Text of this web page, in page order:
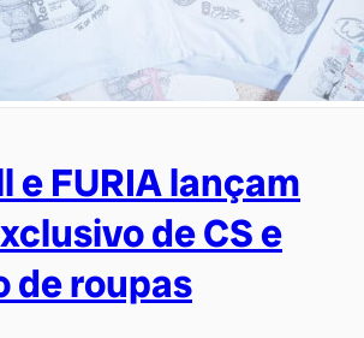
e FURIA lançam
de CS e
de roupas